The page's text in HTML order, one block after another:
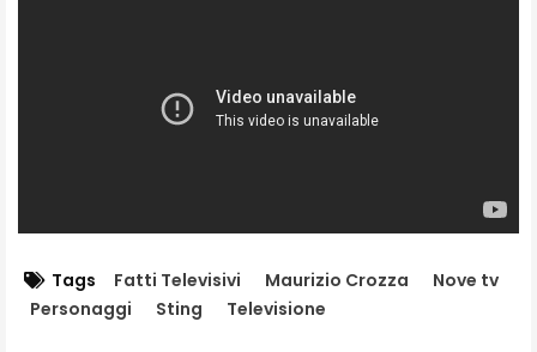
Tags Fatti Televisivi Maurizio Crozza
Nove tv
Personaggi
Sting Televisione